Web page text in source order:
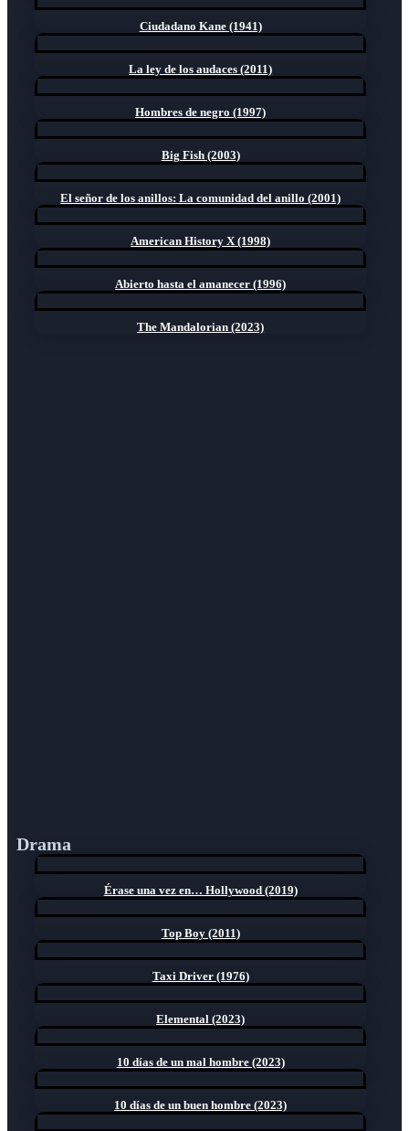
Ciudadano Kane (1941)
La ley de los audaces (2011)
Hombres de negro (1997)
Big Fish (2003)
El señor de los anillos: La comunidad del anillo (2001)
American History X (1998)
Abierto hasta el amanecer (1996)
The Mandalorian (2023)
Drama
Érase una vez en… Hollywood (2019)
Top Boy (2011)
Taxi Driver (1976)
Elemental (2023)
10 días de un mal hombre (2023)
10 días de un buen hombre (2023)